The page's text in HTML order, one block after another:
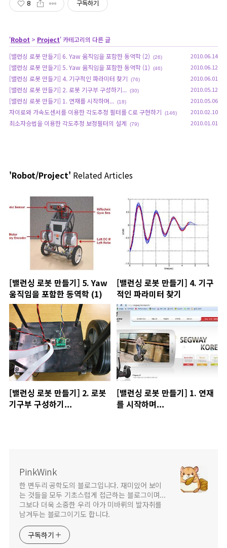
8 구독하기
'Robot > Project' 카테고리의 다른 글
[밸런싱 로봇 만들기] 6. Yaw 움직임을 포함한 동역학 (2)
(26) 2010.06.14
[밸런싱 로봇 만들기] 5. Yaw 움직임을 포함한 동역학 (1) (46) 2010.06.12
[밸런싱 로봇 만들기] 4. 기구적인 파라미터 찾기 (76) 2010.06.01
[밸런싱 로봇 만들기] 2. 로봇 기구부 구성하기... (30) 2010.05.12
[밸런싱 로봇 만들기] 1. 연재를 시작하며... (18) 2010.05.06
자이로와 가속도센서를 이용한 각도추정 필터를 C로 구현하기 (146) 2010.02.10
최소자승법을 이용한 각도추정 보정필터의 설계 (79) 2010.01.01
'Robot/Project' Related Articles
[밸런싱 로봇 만들기] 5. Yaw
움직임을 포함한 동역학 (1)
[밸런싱 로봇 만들기] 4. 기구
적인 파라미터 찾기
[밸런싱 로봇 만들기] 2. 로봇
기구부 구성하기...
[밸런싱 로봇 만들기] 1. 연재
를 시작하며...
PinkWink
한 변두리 공학도의 블로그입니다. 재미있어 보이
는 것들을 모두 기초스럽게 접근하는 블로그이며...
그보다 더욱 소중한 우리 아가 미바뤼의 발자취를
남겨두는 블로그이기도 합니다.
구독하기